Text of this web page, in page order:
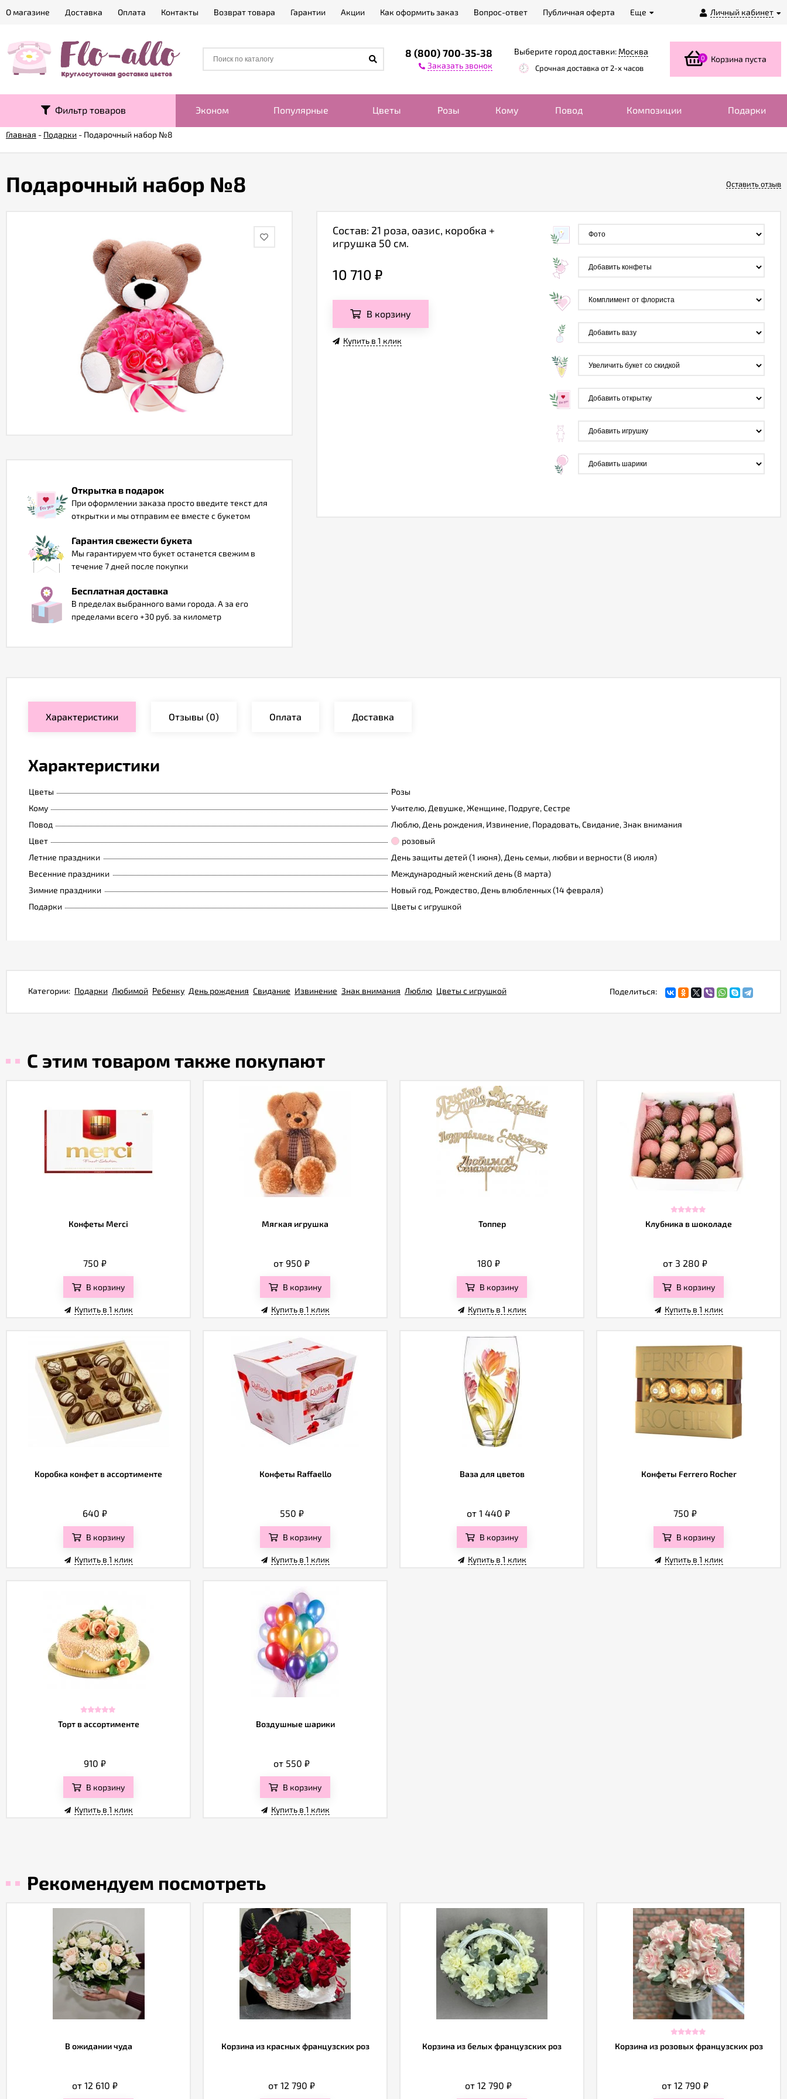
Личный кабинет
О магазине Доставка Оплата Контакты Возврат товара Гарантии Акции Как оформить заказ Вопрос-ответ Публичная оферта Еще
8 (800) 700-35-38
Заказать звонок
Выберите город доставки: Москва
Срочная доставка от 2-х часов
0 Корзина пуста
Фильтр товаров Эконом Популярные Цветы Розы Кому Повод Композиции Подарки
Главная - Подарки - Подарочный набор №8
Подарочный набор №8 Оставить отзыв
Открытка в подарок
При оформлении заказа просто введите текст для
открытки и мы отправим ее вместе с букетом
Гарантия свежести букета
Мы гарантируем что букет останется свежим в
течение 7 дней после покупки
Бесплатная доставка
В пределах выбранного вами города. А за его
пределами всего +30 руб. за километр
Состав: 21 роза, оазис, коробка +
игрушка 50 см.
10 710 ₽
В корзину
Купить в 1 клик
Характеристики Отзывы (0) Оплата Доставка
Характеристики
Цветы
Розы
Кому
Учителю, Девушке, Женщине, Подруге, Сестре
Повод
Люблю, День рождения, Извинение, Порадовать, Свидание, Знак внимания
Цвет
розовый
Летние праздники
День защиты детей (1 июня), День семьи, любви и верности (8 июля)
Весенние праздники
Международный женский день (8 марта)
Зимние праздники
Новый год, Рождество, День влюбленных (14 февраля)
Подарки
Цветы с игрушкой
Поделиться:
Категории: Подарки Любимой Ребенку День рождения Свидание Извинение Знак внимания Люблю Цветы с игрушкой
С этим товаром также покупают
Конфеты Merci
750 ₽
В корзину
Купить в 1 клик
Мягкая игрушка
от 950 ₽
В корзину
Купить в 1 клик
Топпер
180 ₽
В корзину
Купить в 1 клик
Клубника в шоколаде
от 3 280 ₽
В корзину
Купить в 1 клик
Коробка конфет в ассортименте
640 ₽
В корзину
Купить в 1 клик
Конфеты Raffaello
550 ₽
В корзину
Купить в 1 клик
Ваза для цветов
от 1 440 ₽
В корзину
Купить в 1 клик
Конфеты Ferrero Rocher
750 ₽
В корзину
Купить в 1 клик
Торт в ассортименте
910 ₽
В корзину
Купить в 1 клик
Воздушные шарики
от 550 ₽
В корзину
Купить в 1 клик
Рекомендуем посмотреть
В ожидании чуда
от 12 610 ₽
Корзина из красных французских роз
от 12 790 ₽
Корзина из белых французских роз
от 12 790 ₽
Корзина из розовых французских роз
от 12 790 ₽